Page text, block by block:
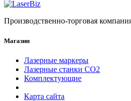
Производственно-торговая
Магазин
Лазерные маркеры
Лазерные станки СО2
Комплектующие
Карта сайта